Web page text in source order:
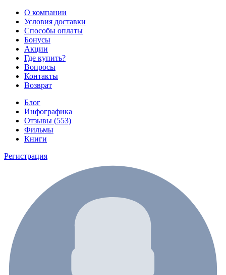
О компании
Условия доставки
Способы оплаты
Бонусы
Акции
Где купить?
Вопросы
Контакты
Возврат
Блог
Инфографика
Отзывы (553)
Фильмы
Книги
Регистрация